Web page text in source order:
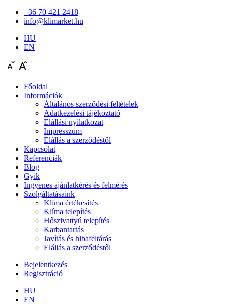
+36 70 421 2418
info@klimarket.hu
HU
EN
Főoldal
Információk
Általános szerződési feltételek
Adatkezelési tájékoztató
Elállási nyilatkozat
Impresszum
Elállás a szerződéstől
Kapcsolat
Referenciák
Blog
Gyik
Ingyenes ajánlatkérés és felmérés
Szolgáltatásaink
Klíma értékesítés
Klíma telepítés
Hőszivattyú telepítés
Karbantartás
Javítás és hibafeltárás
Elállás a szerződéstől
Bejelentkezés
Regisztráció
HU
EN